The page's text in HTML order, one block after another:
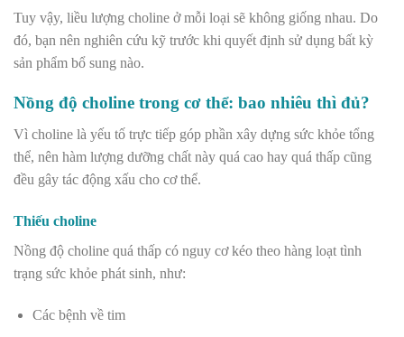
Tuy vậy, liều lượng choline ở mỗi loại sẽ không giống nhau. Do
đó, bạn nên nghiên cứu kỹ trước khi quyết định sử dụng bất kỳ
sản phẩm bổ sung nào.
Nồng độ choline trong cơ thể: bao nhiêu thì đủ?
Vì choline là yếu tố trực tiếp góp phần xây dựng sức khỏe tổng
thể, nên hàm lượng dưỡng chất này quá cao hay quá thấp cũng
đều gây tác động xấu cho cơ thể.
Thiếu choline
Nồng độ choline quá thấp có nguy cơ kéo theo hàng loạt tình
trạng sức khỏe phát sinh, như:
Các bệnh về tim